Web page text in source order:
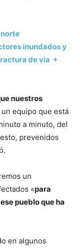
norte
inundados y
de vía +
nuestros
equipo que está
a minuto, del
prevenidos
un
«para
pueblo que ha
en algunos